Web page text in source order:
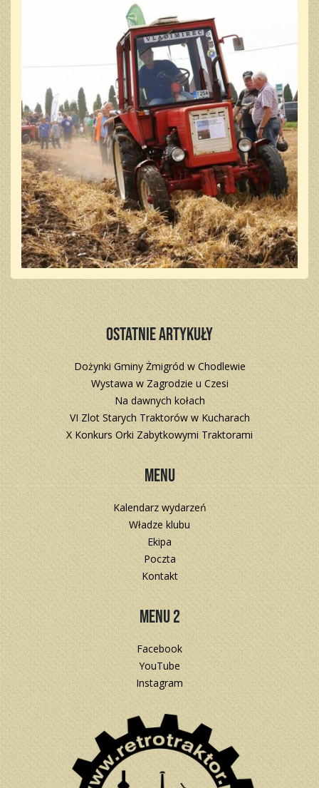
Ostatnie artykuły
Dożynki Gminy Żmigród w Chodlewie
Wystawa w Zagrodzie u Czesi
Na dawnych kołach
VI Zlot Starych Traktorów w Kucharach
X Konkurs Orki Zabytkowymi Traktorami
Menu
Kalendarz wydarzeń
Władze klubu
Ekipa
Poczta
Kontakt
Menu 2
Facebook
YouTube
Instagram